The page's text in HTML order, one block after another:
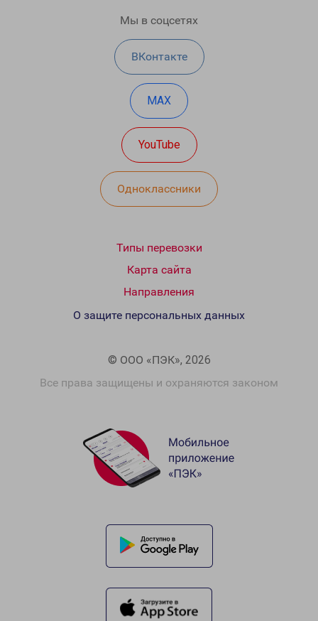
Мы в соцсетях
ВКонтакте
MAX
YouTube
Одноклассники
Типы перевозки
Карта сайта
Направления
© ООО «ПЭК», 2026
Все права защищены и охраняются законом
О защите персональных данных